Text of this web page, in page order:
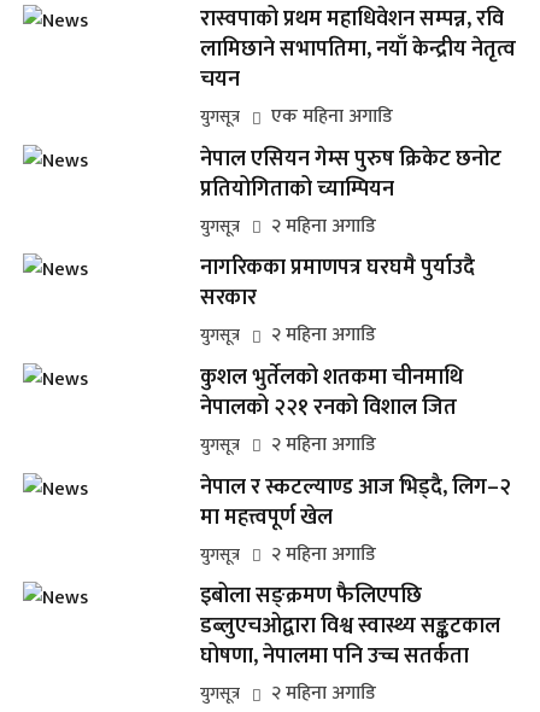
रास्वपाको प्रथम महाधिवेशन सम्पन्न, रवि
लामिछाने सभापतिमा, नयाँ केन्द्रीय नेतृत्व
चयन
युगसूत्र एक महिना अगाडि
नेपाल एसियन गेम्स पुरुष क्रिकेट छनोट
प्रतियोगिताको च्याम्पियन
युगसूत्र २ महिना अगाडि
नागरिकका प्रमाणपत्र घरघमै पुर्याउदै
सरकार
युगसूत्र २ महिना अगाडि
कुशल भुर्तेलको शतकमा चीनमाथि
नेपालको २२१ रनको विशाल जित
युगसूत्र २ महिना अगाडि
नेपाल र स्कटल्याण्ड आज भिड्दै, लिग–२
मा महत्त्वपूर्ण खेल
युगसूत्र २ महिना अगाडि
इबोला सङ्क्रमण फैलिएपछि
डब्लुएचओद्वारा विश्व स्वास्थ्य सङ्कटकाल
घोषणा, नेपालमा पनि उच्च सतर्कता
युगसूत्र २ महिना अगाडि